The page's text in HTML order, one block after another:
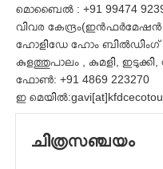
മൊബൈൽ : +91 99474
വിവര കേന്ദ്രം(ഇൻഫർമേഷൻ
ഹോളിഡേ ഹോം ബിൽഡിംഗ്
കുളത്തുപാലം , കുമളി, ഇടുക്കി,
ഫോൺ: +91 4869 223270
ഇ
ചിത്രസഞ്ചയംഗവി